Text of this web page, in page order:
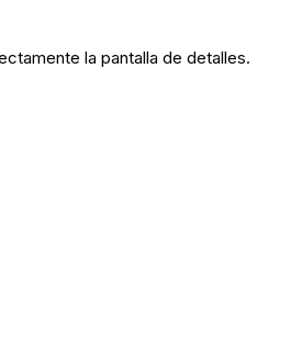
la pantalla de detalles.